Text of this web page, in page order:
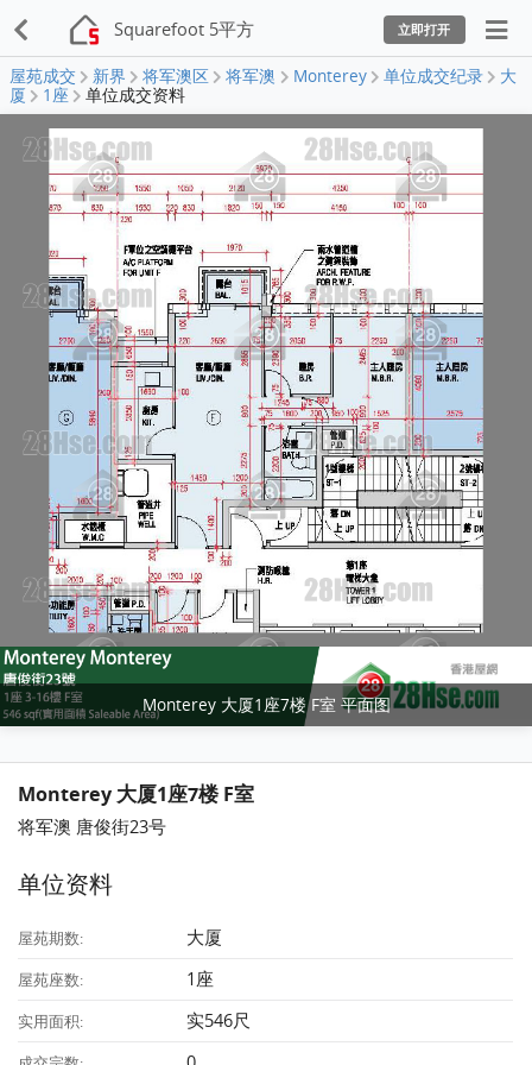
Squarefoot 5平方 立即打开
屋苑成交 新界 将军澳区 将军澳 Monterey 单位成交纪录
大
厦
1座 单位成交资料
Monterey 大厦1座7楼 F室 平面图
Monterey 大厦1座7楼 F室
将军澳 唐俊街23号
单位资料
屋苑期数: 大厦
屋苑座数: 1座
实用面积: 实546尺